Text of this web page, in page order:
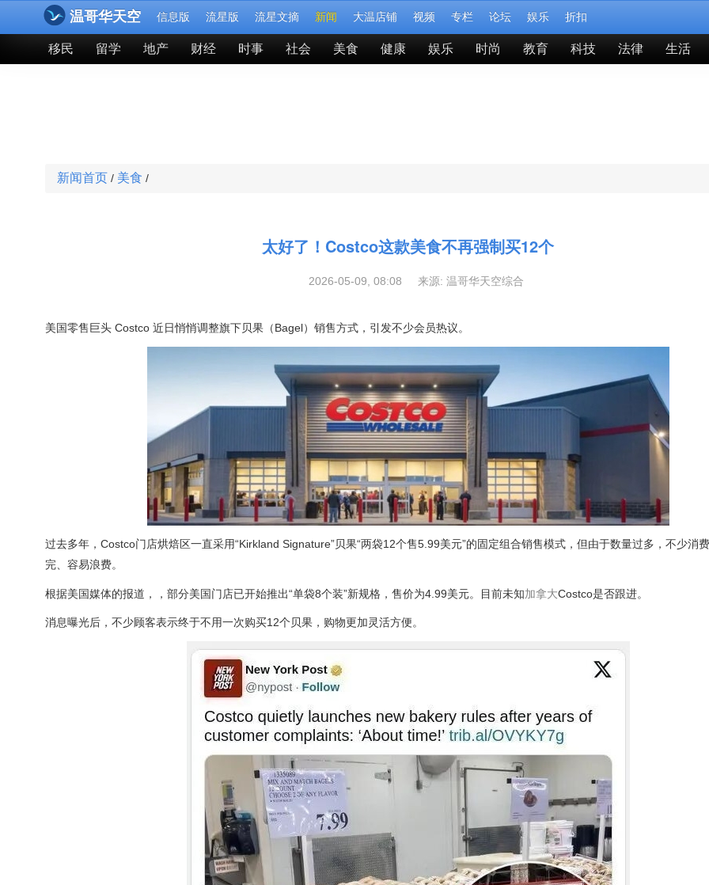
温哥华天空 信息版 流星版 流星文摘 新闻 大温店铺 视频 专栏 论坛 娱乐 折扣
移民 留学 地产 财经 时事 社会 美食 健康 娱乐 时尚 教育 科技 法律 生活
新闻首页 / 美食 /
太好了！Costco这款美食不再强制买12个
2026-05-09, 08:08 来源: 温哥华天空综合
美国零售巨头 Costco 近日悄悄调整旗下贝果（Bagel）销售方式，引发不少会员热议。
过去多年，Costco门店烘焙区一直采用“Kirkland Signature”贝果“两袋12个售5.99美元”的固定组合销售模式，但由于数量过多，不少消
完、容易浪费。
根据美国媒体的报道，，部分美国门店已开始推出“单袋8个装”新规格，售价为4.99美元。目前未知加拿大Costco是否跟进。
消息曝光后，不少顾客表示终于不用一次购买12个贝果，购物更加灵活方便。